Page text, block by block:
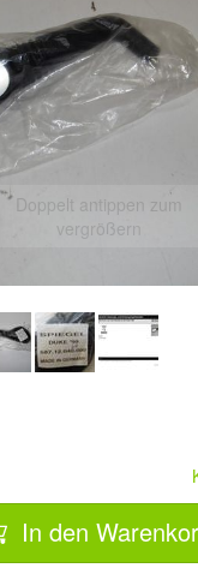
Doppelt antippen zum
vergrößern
In den